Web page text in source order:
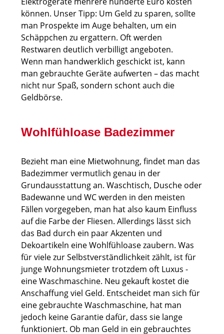
können. Unser Tipp: Um Geld zu sparen, sollte
man Prospekte im Auge behalten, um ein
Schäppchen zu ergattern. Oft werden
Restwaren deutlich verbilligt angeboten.
Wenn man handwerklich geschickt ist, kann
man gebrauchte Geräte aufwerten – das macht
nicht nur Spaß, sondern schont auch die
Geldbörse.
Wohlfühloase Badezimmer
Bezieht man eine Mietwohnung, findet man das
Badezimmer vermutlich genau in der
Grundausstattung an. Waschtisch, Dusche oder
Badewanne und WC werden in den meisten
Fällen vorgegeben, man hat also kaum Einfluss
auf die Farbe der Fliesen. Allerdings lässt sich
das Bad durch ein paar Akzenten und
Dekoartikeln eine Wohlfühloase zaubern. Was
für viele zur Selbstverständlichkeit zählt, ist für
junge Wohnungsmieter trotzdem oft Luxus -
eine Waschmaschine. Neu gekauft kostet die
Anschaffung viel Geld. Entscheidet man sich für
eine gebrauchte Waschmaschine, hat man
jedoch keine Garantie dafür, dass sie lange
funktioniert. Ob man Geld in ein gebrauchtes